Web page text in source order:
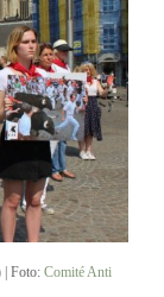
| Foto: Comité Anti